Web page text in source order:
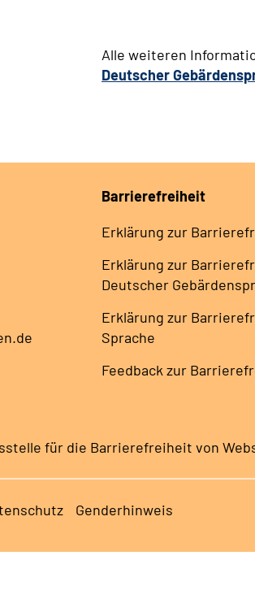
Alle weiteren
Deutscher
Barrierefreiheit
Erklärung zur
Erklärung zur
Deutscher
Erklärung zur
Sprache
Feedback zur
für die Barrierefreiheit von
Genderhinweis